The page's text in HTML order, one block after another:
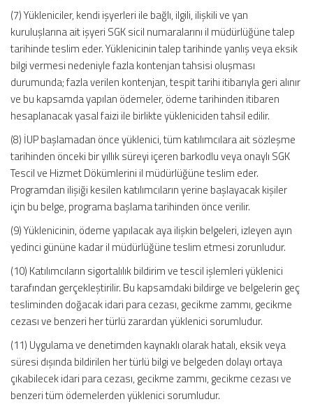
(7) Yükleniciler, kendi işyerleri ile bağlı, ilgili, ilişkili ve yan
kuruluşlarına ait işyeri SGK sicil numaralarını il müdürlüğüne talep
tarihinde teslim eder. Yüklenicinin talep tarihinde yanlış veya eksik
bilgi vermesi nedeniyle fazla kontenjan tahsisi oluşması
durumunda; fazla verilen kontenjan, tespit tarihi itibarıyla geri alınır
ve bu kapsamda yapılan ödemeler, ödeme tarihinden itibaren
hesaplanacak yasal faizi ile birlikte yükleniciden tahsil edilir.
(8) İUP başlamadan önce yüklenici, tüm katılımcılara ait sözleşme
tarihinden önceki bir yıllık süreyi içeren barkodlu veya onaylı SGK
Tescil ve Hizmet Dökümlerini il müdürlüğüne teslim eder.
Programdan ilişiği kesilen katılımcıların yerine başlayacak kişiler
için bu belge, programa başlama tarihinden önce verilir.
(9) Yüklenicinin, ödeme yapılacak aya ilişkin belgeleri, izleyen ayın
yedinci gününe kadar il müdürlüğüne teslim etmesi zorunludur.
(10) Katılımcıların sigortalılık bildirim ve tescil işlemleri yüklenici
tarafından gerçekleştirilir. Bu kapsamdaki bildirge ve belgelerin geç
tesliminden doğacak idari para cezası, gecikme zammı, gecikme
cezası ve benzeri her türlü zarardan yüklenici sorumludur.
(11) Uygulama ve denetimden kaynaklı olarak hatalı, eksik veya
süresi dışında bildirilen her türlü bilgi ve belgeden dolayı ortaya
çıkabilecek idari para cezası, gecikme zammı, gecikme cezası ve
benzeri tüm ödemelerden yüklenici sorumludur.